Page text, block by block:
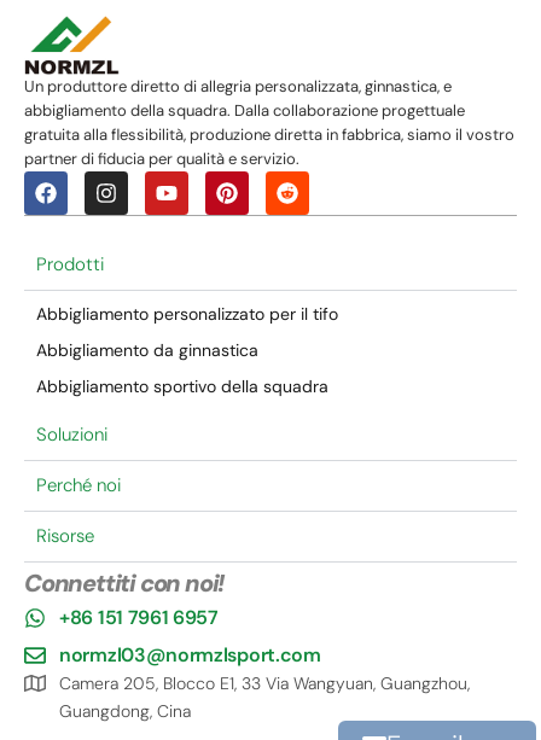
Un produttore diretto di allegria personalizzata, ginnastica, e
abbigliamento della squadra. Dalla collaborazione progettuale
gratuita alla flessibilità, produzione diretta in fabbrica, siamo il vostro
partner di fiducia per qualità e servizio.
Prodotti
Abbigliamento personalizzato per il tifo
Abbigliamento da ginnastica
Abbigliamento sportivo della squadra
Soluzioni
Perché noi
Risorse
Connettiti con noi!
+86 151 7961 6957
normzl03@normzlsport.com
Camera 205, Blocco E1, 33 Via Wangyuan, Guangzhou,
Guangdong, Cina